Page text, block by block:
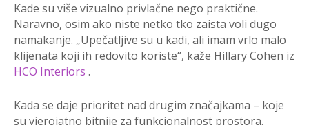
Kade su više vizualno privlačne nego praktične.
Naravno, osim ako niste netko tko zaista voli dugo
namakanje. „Upečatljive su u kadi, ali imam vrlo malo
klijenata koji ih redovito koriste“, kaže Hillary Cohen iz
HCO Interiors .
Kada se daje prioritet nad drugim značajkama – koje
su vjerojatno bitnije za funkcionalnost prostora.